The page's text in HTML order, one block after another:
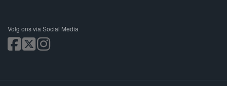
Volg ons via Social Media